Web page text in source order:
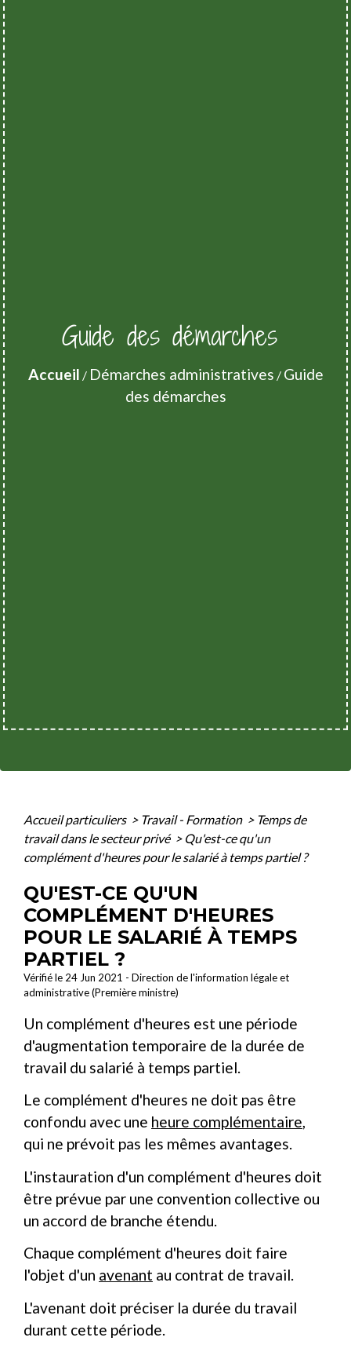
Guide des démarches
Accueil / Démarches administratives / Guide
des démarches
Accueil particuliers > Travail - Formation > Temps de
travail dans le secteur privé > Qu'est-ce qu'un
complément d'heures pour le salarié à temps partiel ?
QU'EST-CE QU'UN
COMPLÉMENT D'HEURES
POUR LE SALARIÉ À TEMPS
PARTIEL ?
Vérifié le 24 Jun 2021 - Direction de l'information légale et
administrative (Première ministre)
Un complément d'heures est une période
d'augmentation temporaire de la durée de
travail du salarié à temps partiel.
Le complément d'heures ne doit pas être
confondu avec une heure complémentaire,
qui ne prévoit pas les mêmes avantages.
L'instauration d'un complément d'heures doit
être prévue par une convention collective ou
un accord de branche étendu.
Chaque complément d'heures doit faire
l'objet d'un avenant au contrat de travail.
L'avenant doit préciser la durée du travail
durant cette période.